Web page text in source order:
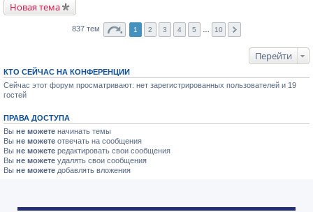
Новая тема
837 тем 1 2 3 4 5 10
Перейти
КТО СЕЙЧАС НА КОНФЕРЕНЦИИ
Сейчас этот форум просматривают: нет зарегистрированных пользователей и 19
гостей
ПРАВА ДОСТУПА
Вы не можете начинать темы
Вы не можете отвечать на сообщения
Вы не можете редактировать свои сообщения
Вы не можете удалять свои сообщения
Вы не можете добавлять вложения